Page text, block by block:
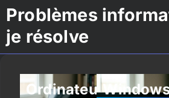
Problèmes
je résolve
Ordinateur